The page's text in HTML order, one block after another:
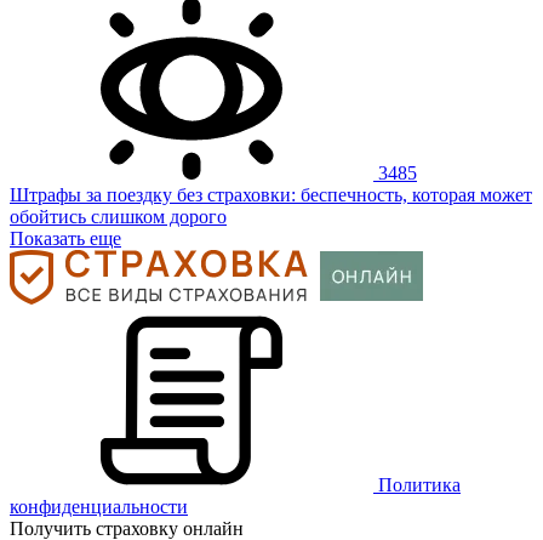
3485
Штрафы за поездку без страховки: беспечность, которая может
обойтись слишком дорого
Показать еще
Политика
конфиденциальности
Получить страховку онлайн